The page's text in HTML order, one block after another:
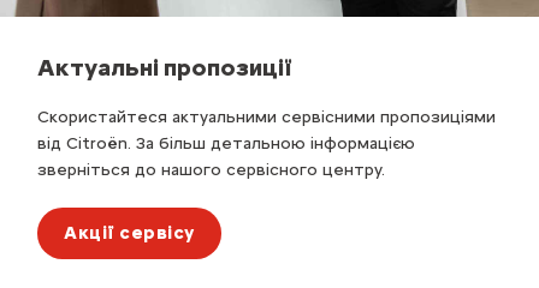
Актуальні пропозиції
Скористайтеся актуальними сервісними пропозиціями
від Citroën. За більш детальною інформацією
зверніться до нашогосервісного центру.
Акції сервісу